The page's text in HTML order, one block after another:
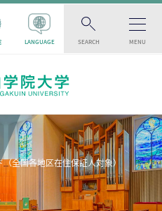
LANGUAGE SEARCH MENU
全国各地区在住保証人対象）